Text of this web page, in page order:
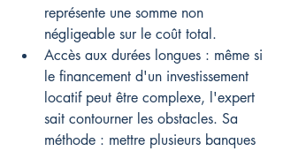
représente une somme non
négligeable sur le coût total.
Accès aux durées longues : même si
le financement d'un investissement
locatif peut être complexe, l'expert
sait contourner les obstacles. Sa
méthode : mettre plusieurs banques